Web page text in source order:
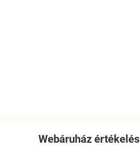
Webáruház értékelés